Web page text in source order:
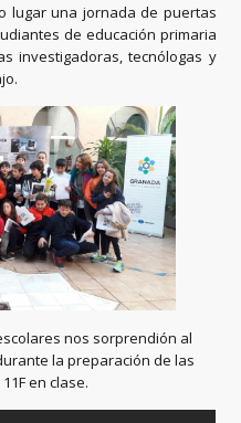
lugar una jornada de puertas
de educación primaria
investigadoras, tecnólogas y
nos sorprendión al
la preparación de las
en clase.